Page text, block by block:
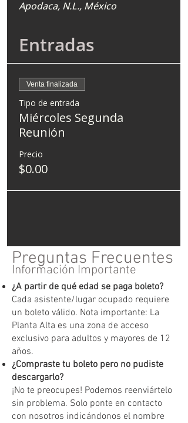
Apodaca, N.L., México
Entradas
Venta finalizada
Tipo de entrada
Miércoles Segunda
Reunión
Precio
$0.00
Preguntas Frecuentes
Información Importante
¿A partir de qué edad se paga boleto?
Cada asistente/lugar ocupado requiere
un boleto válido. Nota importante: La
Planta Alta es una zona de acceso
exclusivo para adultos y mayores de 12
años.
¿Compraste tu boleto pero no pudiste
descargarlo?
¡No te preocupes! Podemos reenviártelo
sin problema. Solo ponte en contacto
con nosotros indicándonos el nombre